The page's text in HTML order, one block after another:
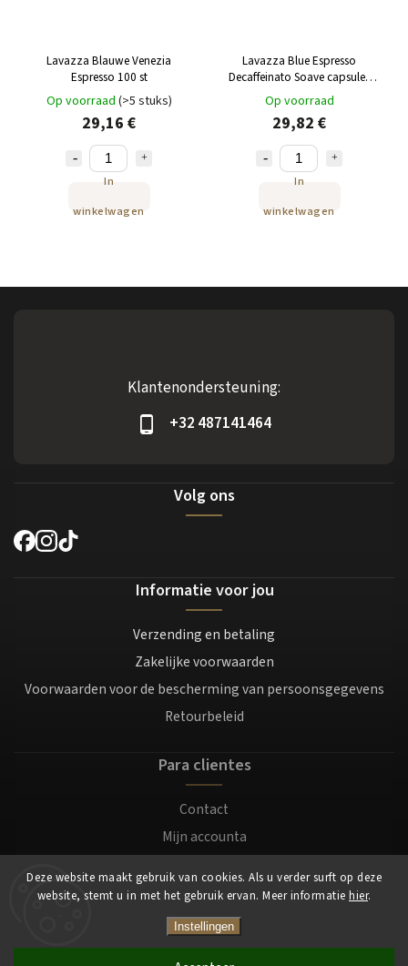
Deze website maakt gebruik van cookies. Als u verder surft op deze
website, stemt u in met het gebruik ervan. Meer informatie hier.
Instellingen
Lavazza Blauwe Venezia
Espresso 100 st
Op voorraad (>5 stuks)
29,16 €
In
winkelwagen
Lavazza Blue Espresso
Decaffeinato Soave capsules
(cafeïnevrij) 100% Arabica 100
De perfecte combinatie
van zoetheid en zachtheid
Op voorraad
29,82 €
In
winkelwagen
Klantenondersteuning:
+32 487141464
Volg ons
Informatie voor jou
Verzending en betaling
Zakelijke voorwaarden
Voorwaarden voor de bescherming van persoonsgegevens
Retourbeleid
Para clientes
Contact
Mijn accounta
Login